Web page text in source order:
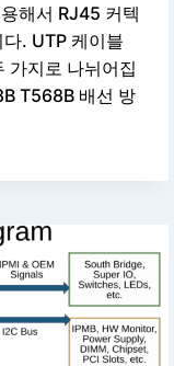
해서 RJ45 커텍
. UTP 케이블
가지로 나뉘어집
T568B 배선 방